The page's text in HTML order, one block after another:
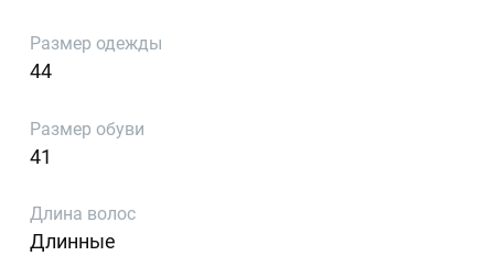
Размер одежды
44
Размер обуви
41
Длина волос
Длинные